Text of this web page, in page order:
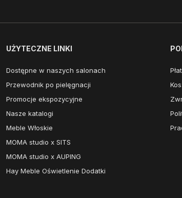
UŻYTECZNE LINKI
Dostępne w naszych salonach
Przewodnik po pielęgnacji
Promocje ekspozycyjne
Nasze katalogi
Meble Włoskie
MOMA studio x SITS
MOMA studio x AUPING
Hay Meble Oświetlenie Dodatki